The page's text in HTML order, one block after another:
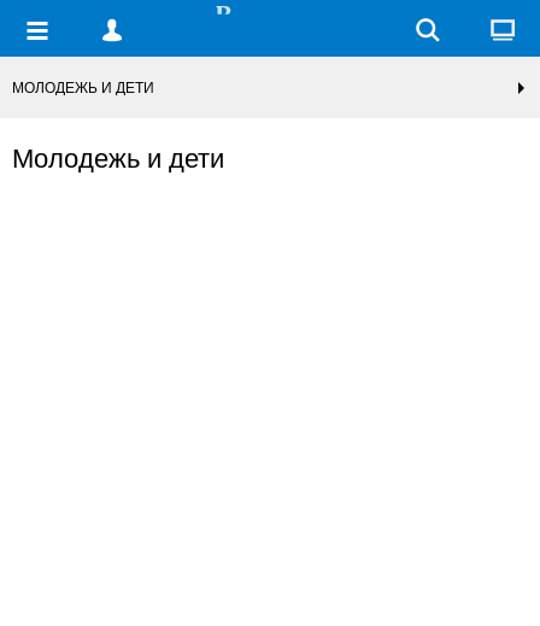
МОЛОДЕЖЬ И ДЕТИ
Молодежь и дети